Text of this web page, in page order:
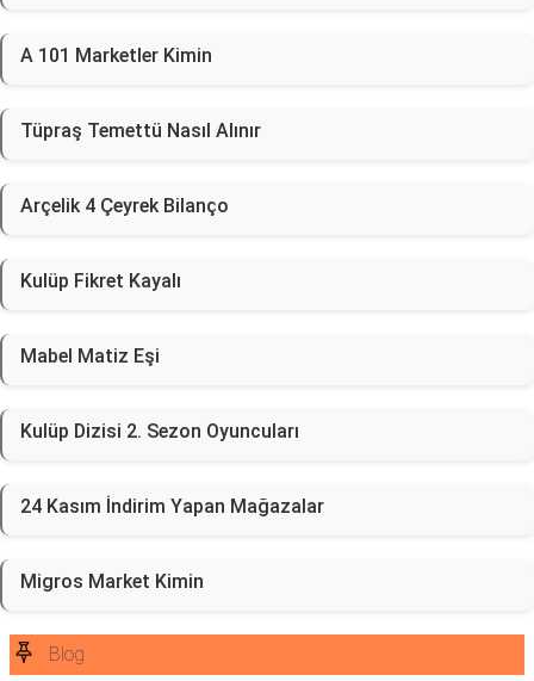
A 101 Marketler Kimin
Tüpraş Temettü Nasıl Alınır
Arçelik 4 Çeyrek Bilanço
Kulüp Fikret Kayalı
Mabel Matiz Eşi
Kulüp Dizisi 2. Sezon Oyuncuları
24 Kasım İndirim Yapan Mağazalar
Migros Market Kimin
Blog